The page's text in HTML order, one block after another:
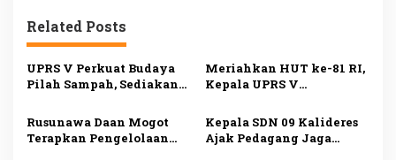
a
s
i
o
Related Posts
UPRS V Perkuat Budaya
Pilah Sampah, Sediakan
Dukung Lingkungan
Bersih
Meriahkan HUT ke-81 RI,
Kepala UPRS V
Lomba Antar-Rusun di
Daan Mogot
Rusunawa Daan Mogot
Terapkan Pengelolaan
Kepala SDN 09 Kalideres
Ajak Pedagang Jaga